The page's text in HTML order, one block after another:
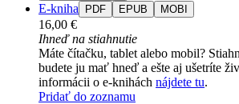
E-kniha PDF EPUB MOBI
16,00 €
Ihneď na stiahnutie
Máte čítačku, tablet alebo mobil?
budete ju mať hneď a ešte aj ušetríte
informácii o e-knihách nájdete tu.
Pridať do zoznamu